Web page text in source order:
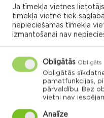
Rikavas
pagasts
Kantinieku
pagasts
pagasts
Sokolku
Viļānu pagasts
Dekšāres
pagasts
Viļāni
Ja tīmekļa vietnes
tīmekļa vietnē tiek
nepieciešamas tīmekļa
izmantošanai nav
Obligātās Obligāts
Obligātās
pamatfunkcijas,
pārvaldību. Bez
vietni nav
Analīze